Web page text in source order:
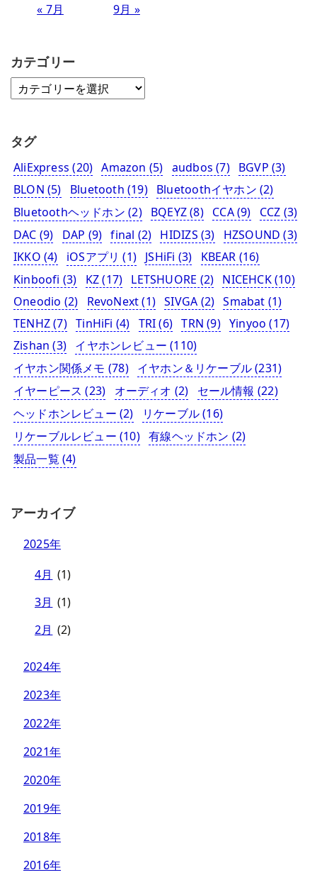
« 7月 9月 »
カテゴリー
タグ
AliExpress (20) Amazon (5) audbos (7) BGVP (3)
BLON (5) Bluetooth (19) Bluetoothイヤホン (2)
Bluetoothヘッドホン (2) BQEYZ(8) CCA(9) CCZ (3)
DAC (9) DAP (9) final (2) HIDIZS (3) HZSOUND (3)
IKKO (4) iOSアプリ (1) JSHiFi (3) KBEAR (16)
Kinboofi (3) KZ(17) LETSHUORE (2) NICEHCK(10)
Oneodio (2) RevoNext(1) SIVGA (2) Smabat (1)
TENHZ(7) TinHiFi (4) TRI(6) TRN (9) Yinyoo (17)
Zishan (3) イヤホンレビュー (110)
イヤホン関係メモ (78) イヤホン＆リケーブル(231)
イヤーピース (23) オーディオ (2) セール情報 (22)
ヘッドホンレビュー (2) リケーブル(16)
リケーブルレビュー (10) 有線ヘッドホン (2)
製品一覧 (4)
アーカイブ
2025年
4月 (1)
3月 (1)
2月 (2)
2024年
2023年
2022年
2021年
2020年
2019年
2018年
2016年